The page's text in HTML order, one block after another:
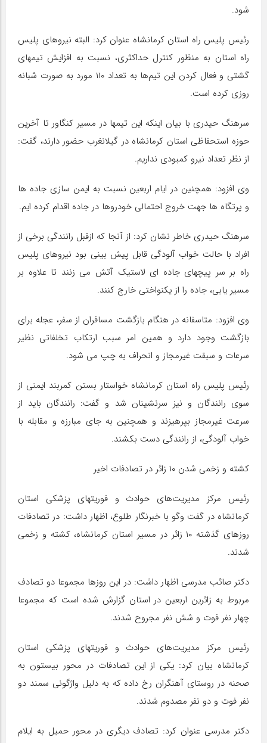
شود.
رئیس پلیس راه استان کرمانشاه عنوان کرد: البته نیروهای پلیس
راه استان به منظور کنترل حداکثری، نسبت به افزایش تیمهای
گشتی و فعال کردن این تیم‌ها به تعداد ۱۱۰ مورد به صورت شبانه
روزی کرده است.
سرهنگ حیدری با بیان اینکه این تیمها در مسیر کنگاور تا آخرین
حوزه استحفاظی استان کرمانشاه در گیلانغرب حضور دارند، گفت:
از نظر تعداد نیرو کمبودی نداریم.
وی افزود: همچنین در ایام اربعین نسبت به ایمن سازی جاده ها
و پرتگاه ها جهت خروج احتمالی خودروها در جاده اقدام کرده ایم.
سرهنگ حیدری خاطر نشان کرد: از آنجا که ازقبل رانندگی برخی از
افراد با حالت خواب آلودگی قابل پیش بینی بود نیروهای پلیس
راه بر سر پیچهای جاده ای لاستیک آتش می زنند تا علاوه بر
مسیر یابی، جاده را از یکنواختی خارج کنند.
وی افزود: متاسفانه در هنگام بازگشت مسافران از سفر، عجله برای
بازگشت وجود دارد و همین امر سبب ارتکاب تخلفاتی نظیر
سرعات و سبقت غیرمجاز و انحراف به چپ می شود.
رئیس پلیس راه استان کرمانشاه خواستار بستن کمربند ایمنی از
سوی رانندگان و نیز سرنشینان شد و گفت: رانندگان باید از
سرعت غیرمجاز بپرهیزند و همچنین به جای مبارزه و مقابله با
خواب آلودگی، از رانندگی دست بکشند.
کشته و زخمی شدن ۱۰ زائر در تصادفات اخیر
رئیس مرکز مدیریت‌های حوادث و فوریتهای پزشکی استان
کرمانشاه در گفت وگو با خبرنگار طلوع، اظهار داشت: در تصادفات
روزهای گذشته ۱۰ زائر در مسیر استان کرمانشاه، کشته و زخمی
شدند.
دکتر صائب مدرسی اظهار داشت: در این روزها مجموعا دو تصادف
مربوط به زائرین اربعین در استان گزارش شده است که مجموعا
چهار نفر فوت و شش نفر مجروح شدند.
رئیس مرکز مدیریت‌های حوادث و فوریتهای پزشکی استان
کرمانشاه بیان کرد: یکی از این تصادفات در محور بیستون به
صحنه در روستای آهنگران رخ داده که به دلیل واژگونی سمند دو
نفر فوت و دو نفر مصدوم شدند.
دکتر مدرسی عنوان کرد: تصادف دیگری در محور حمیل به ایلام